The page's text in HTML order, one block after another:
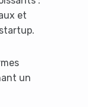
et
un